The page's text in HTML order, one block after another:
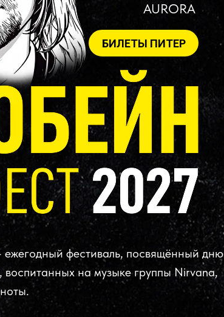
фестиваль, посвящённый дню
на музыке группы Nirvana,
БИЛЕТЫ ПИТЕР
AURORA